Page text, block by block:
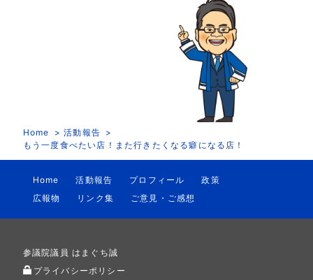
Home
活動報告
もう一度食べたい店！また行きたくなる癖になる店！
Home 活動報告 プロフィール
政策
広報物
リンク集 ご意見・ご感想
参議院議員 はまぐち誠
プライバシーポリシー